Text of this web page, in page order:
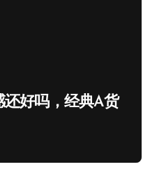
好吗，经典A货